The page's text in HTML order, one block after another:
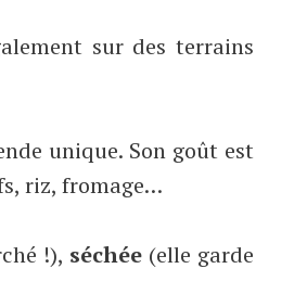
sur des terrains
unique. Son goût est
riz, fromage…
!), séchée(elle garde